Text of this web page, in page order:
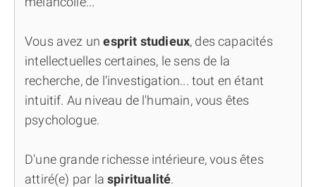
Vous avez unesprit studieux, des capacités
intellectuelles certaines, le sens de la
recherche, de l'investigation... tout en étant
intuitif. Au niveau de l'humain, vous êtes
psychologue.
D'une grande richesse intérieure, vous êtes
attiré(e) par laspiritualité.